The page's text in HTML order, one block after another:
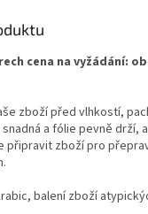
cena na vyžádání:
zboží před vlhkostí,
a fólie pevně drží,
zboží pro
balení zboží